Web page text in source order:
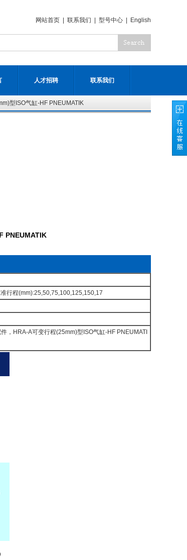
网站首页 联系我们 型号中心 English
人才招聘 联系我们
型ISO气缸-HF PNEUMATIK
PNEUMATIK
行程(mm):25,50,75,100,125,150,17
，HRA-A可变行程(25mm)型ISO气缸-HF PNEUMATI